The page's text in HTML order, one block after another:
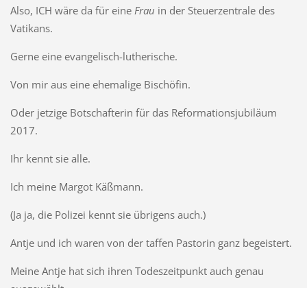
Also, ICH wäre da für eine Frau in der Steuerzentrale des
Vatikans.
Gerne eine evangelisch-lutherische.
Von mir aus eine ehemalige Bischöfin.
Oder jetzige Botschafterin für das Reformationsjubiläum
2017.
Ihr kennt sie alle.
Ich meine Margot Käßmann.
(Ja ja, die Polizei kennt sie übrigens auch.)
Antje und ich waren von der taffen Pastorin ganz begeistert.
Meine Antje hat sich ihren Todeszeitpunkt auch genau